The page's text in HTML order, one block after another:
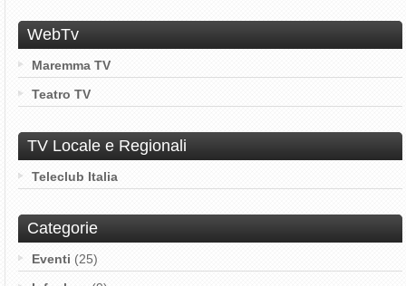
WebTv
Maremma TV
Teatro TV
TV Locale e Regionali
Teleclub Italia
Categorie
Eventi (25)